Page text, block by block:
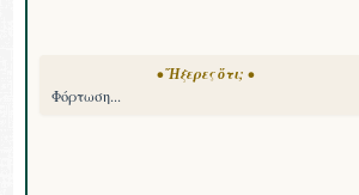
• Ἤξερες ὅτι; •
Φόρτωση...